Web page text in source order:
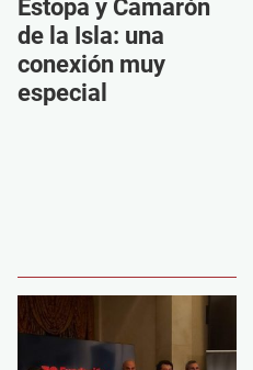
Estopa y Camarón
de la Isla: una
conexión muy
especial